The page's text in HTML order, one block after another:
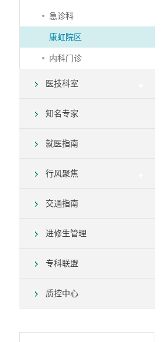
急诊科
康虹院区
内科门诊
医技科室
知名专家
就医指南
行风聚焦
交通指南
进修生管理
专科联盟
质控中心